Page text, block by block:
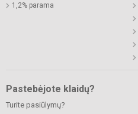
1,2% parama
Pastebėjote klaidų?
Turite pasiūlymų?